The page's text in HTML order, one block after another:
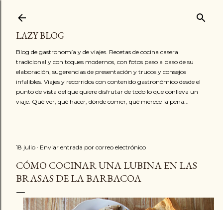
LAZY BLOG
Blog de gastronomía y de viajes. Recetas de cocina casera
tradicional y con toques modernos, con fotos paso a paso de su
elaboración, sugerencias de presentación y trucos y consejos
infalibles. Viajes y recorridos con contenido gastronómico desde el
punto de vista del que quiere disfrutar de todo lo que conlleva un
viaje. Qué ver, qué hacer, dónde comer, qué merece la pena...
18 julio Enviar entrada por correo electrónico
CÓMO COCINAR UNA LUBINA EN LAS
BRASAS DE LA BARBACOA